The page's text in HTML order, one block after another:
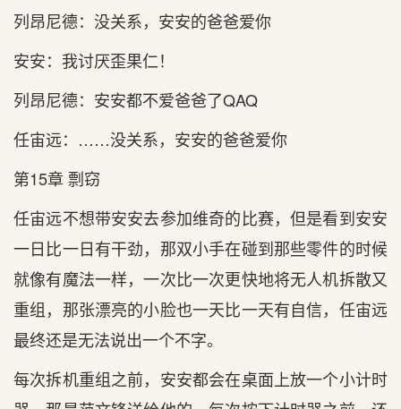
列昂尼德：没关系，安安的爸爸爱你
安安：我讨厌歪果仁！
列昂尼德：安安都不爱爸爸了QAQ
任宙远：……没关系，安安的爸爸爱你
第15章 剽窃
任宙远不想带安安去参加维奇的比赛，但是看到安安
一日比一日有干劲，那双小手在碰到那些零件的时候
就像有魔法一样，一次比一次更快地将无人机拆散又
重组，那张漂亮的小脸也一天比一天有自信，任宙远
最终还是无法说出一个不字。
每次拆机重组之前，安安都会在桌面上放一个小计时